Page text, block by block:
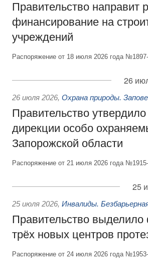
Правительство направит
финансирование на
учреждений
Распоряжение от 18 июля 2026 года
26
26 июля 2026, Охрана природы.
Правительство
дирекции особо
Запорожской области
Распоряжение от 21 июля 2026 года
25
25 июля 2026, Инвалиды.
Правительство
трёх новых центров
Распоряжение от 24 июля 2026 года